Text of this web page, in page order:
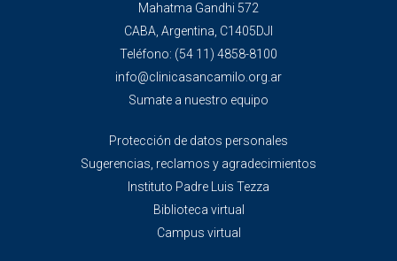
Mahatma Gandhi 572
CABA, Argentina, C1405DJI
Teléfono: (54 11) 4858-8100
info@clinicasancamilo.org.ar
Sumate a nuestro equipo
Protección de datos personales
Sugerencias, reclamos y agradecimientos
Instituto Padre Luis Tezza
Biblioteca virtual
Campus virtual